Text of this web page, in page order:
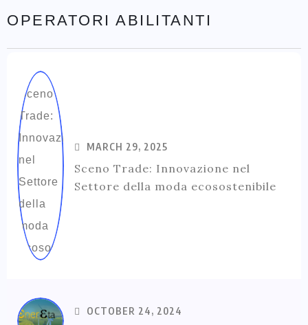
OPERATORI ABILITANTI
MARCH 29, 2025
Sceno Trade: Innovazione nel
Settore della moda ecosostenibile
OCTOBER 24, 2024